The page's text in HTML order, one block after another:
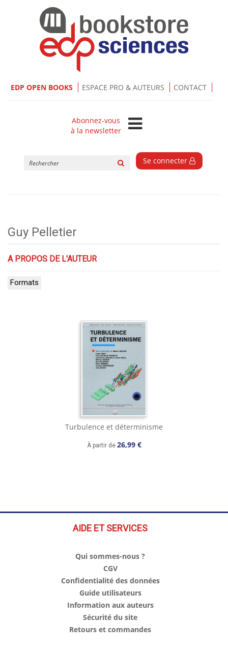
EDP OPEN BOOKS ESPACE PRO & AUTEURS CONTACT
Abonnez-vous
à la newsletter
Se connecter
Guy Pelletier
A PROPOS DE L'AUTEUR
Formats
Turbulence et déterminisme
À partir de 26,99 €
AIDE ET SERVICES
Qui sommes-nous ?
CGV
Confidentialité des données
Guide utilisateurs
Information aux auteurs
Sécurité du site
Retours et commandes